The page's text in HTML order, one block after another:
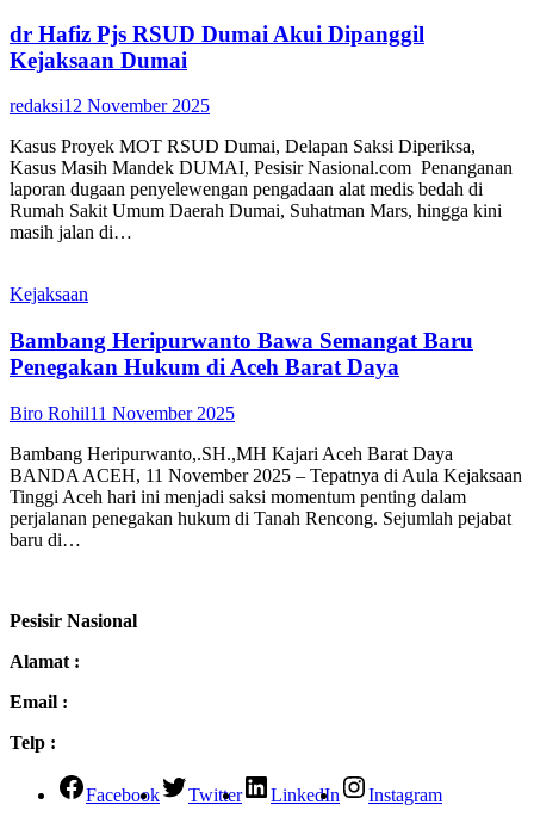
dr Hafiz Pjs RSUD Dumai Akui Dipanggil
Kejaksaan Dumai
redaksi12 November 2025
Kasus Proyek MOT RSUD Dumai, Delapan Saksi Diperiksa,
Kasus Masih Mandek DUMAI, Pesisir Nasional.com Penanganan
laporan dugaan penyelewengan pengadaan alat medis bedah di
Rumah Sakit Umum Daerah Dumai, Suhatman Mars, hingga kini
masih jalan di…
Kejaksaan
Bambang Heripurwanto Bawa Semangat Baru
Penegakan Hukum di Aceh Barat Daya
Biro Rohil11 November 2025
Bambang Heripurwanto,.SH.,MH Kajari Aceh Barat Daya
BANDA ACEH, 11 November 2025 – Tepatnya di Aula Kejaksaan
Tinggi Aceh hari ini menjadi saksi momentum penting dalam
perjalanan penegakan hukum di Tanah Rencong. Sejumlah pejabat
baru di…
Pesisir Nasional
Alamat :
Email :
Telp :
Facebook Twitter LinkedIn Instagram